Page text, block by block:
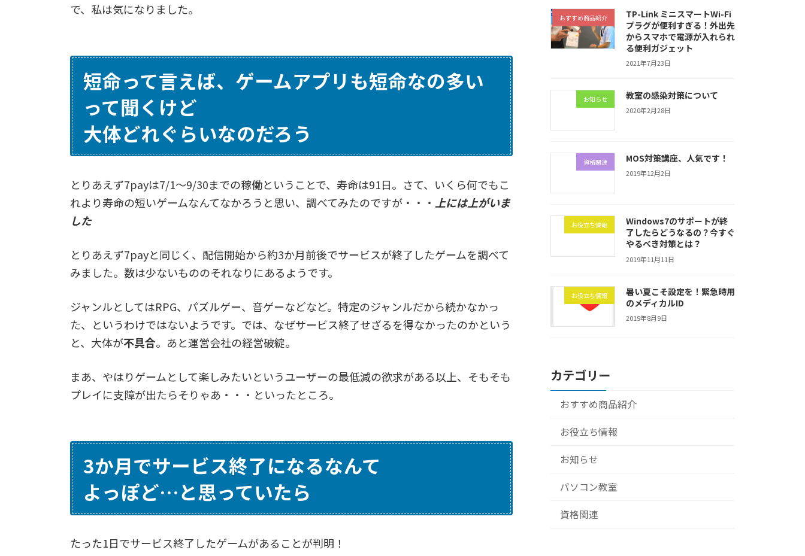
で、私は気になりました。
短命って言えば、ゲームアプリも短命なの多い
って聞くけど
大体どれぐらいなのだろう
とりあえず7payは7/1～9/30までの稼働ということで、寿命は91日。さて、いくら何でもこ
れより寿命の短いゲームなんてなかろうと思い、調べてみたのですが・・・ 上には上がいま
した
とりあえず7payと同じく、配信開始から約3か月前後でサービスが終了したゲームを調べて
みました。数は少ないもののそれなりにあるようです。
ジャンルとしてはRPG、パズルゲー、音ゲーなどなど。特定のジャンルだから続かなかっ
た、というわけではないようです。では、なぜサービス終了せざるを得なかったのかという
と、大体が不具合。あと運営会社の経営破綻。
まあ、やはりゲームとして楽しみたいというユーザーの最低減の欲求がある以上、そもそも
プレイに支障が出たらそりゃあ・・・といったところ。
3か月でサービス終了になるなんて
よっぽど…と思っていたら
たった1日でサービス終了したゲームがあることが判明！
おすすめ商品紹介
TP-Link ミニスマートWi-Fi
プラグが便利すぎる！外出先
からスマホで電源が入れられ
る便利ガジェット
2021年7月23日
お知らせ 教室の感染対策について
2020年2月28日
資格関連 MOS対策講座、人気です！
2019年12月2日
お役立ち情報
Windows7のサポートが終
了したらどうなるの？今すぐ
やるべき対策とは？
2019年11月11日
お役立ち情報
暑い夏こそ設定を！緊急時用
のメディカルID
2019年8月9日
カテゴリー
おすすめ商品紹介
お役立ち情報
お知らせ
パソコン教室
資格関連